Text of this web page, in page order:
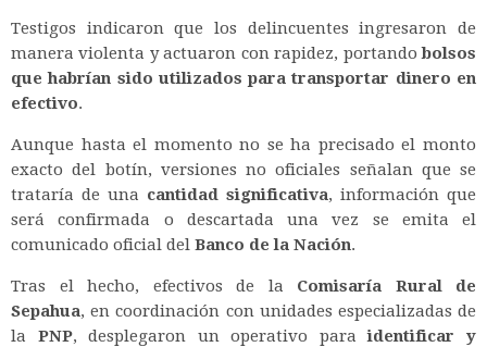
Testigos indicaron que los delincuentes ingresaron de
manera violenta y actuaron con rapidez, portandobolsos
que habrían sido utilizados para transportar dinero en
efectivo.
Aunque hasta el momento no se ha precisado el monto
exacto del botín, versiones no oficiales señalan que se
trataría de una cantidad significativa, información que
será confirmada o descartada una vez se emita el
comunicado oficial del Banco de la Nación.
Tras el hecho, efectivos de la Comisaría Rural de
Sepahua, en coordinación con unidades especializadas de
la PNP, desplegaron un operativo paraidentificar y